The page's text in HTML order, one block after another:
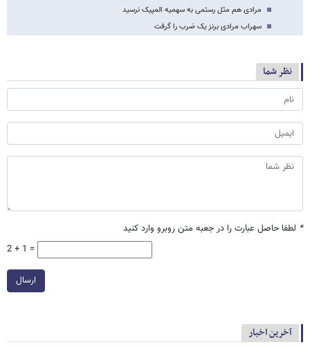
مرادی هم مثل رستمی به سهمیه المپیک نرسید
سهراب مرادی برنز یک ضرب را گرفت
نظر شما
* لطفا حاصل عبارت را در جعبه متن روبرو وارد کنید
2 + 1 =
ارسال
آخرین اخبار